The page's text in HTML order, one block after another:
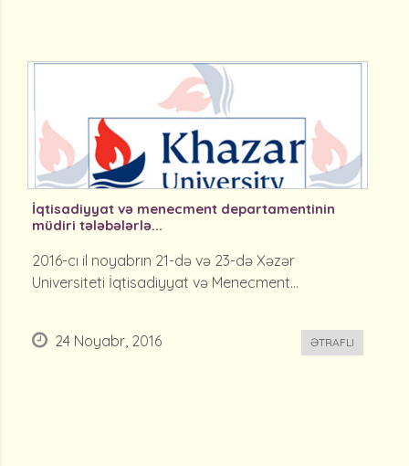
İqtisadiyyat və menecment departamentinin
müdiri tələbələrlə...
2016-cı il noyabrın 21-də və 23-də Xəzər
Universiteti İqtisadiyyat və Menecment...
24 Noyabr, 2016 ƏTRAFLI